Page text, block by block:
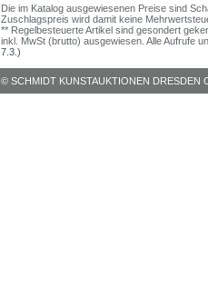
Die im Katalog ausgewiesenen Preise sind
Zuschlagspreis wird damit keine
** Regelbesteuerte Artikel sind gesondert
inkl. MwSt (brutto) ausgewiesen. Alle Aufrufe
7.3.)
© SCHMIDT KUNSTAUKTIONEN DRESDEN